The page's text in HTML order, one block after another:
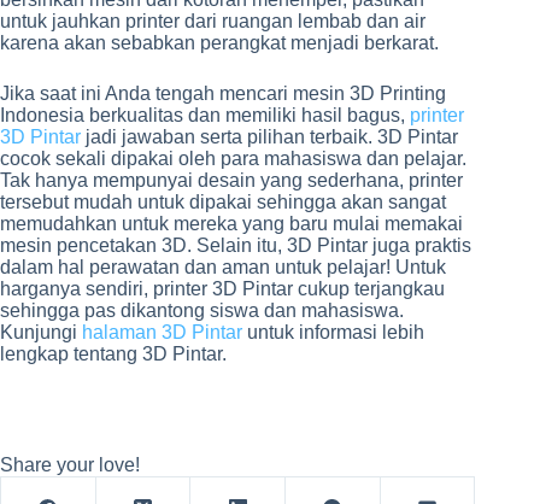
untuk jauhkan printer dari ruangan lembab dan air
karena akan sebabkan perangkat menjadi berkarat.
Jika saat ini Anda tengah mencari mesin 3D Printing
Indonesia berkualitas dan memiliki hasil bagus, printer
3D Pintar jadi jawaban serta pilihan terbaik. 3D Pintar
cocok sekali dipakai oleh para mahasiswa dan pelajar.
Tak hanya mempunyai desain yang sederhana, printer
tersebut mudah untuk dipakai sehingga akan sangat
memudahkan untuk mereka yang baru mulai memakai
mesin pencetakan 3D. Selain itu, 3D Pintar juga praktis
dalam hal perawatan dan aman untuk pelajar! Untuk
harganya sendiri, printer 3D Pintar cukup terjangkau
sehingga pas dikantong siswa dan mahasiswa.
Kunjungi halaman 3D Pintar untuk informasi lebih
lengkap tentang 3D Pintar.
Share your love!